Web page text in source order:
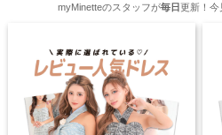
myMinetteのスタッフが毎日更新！